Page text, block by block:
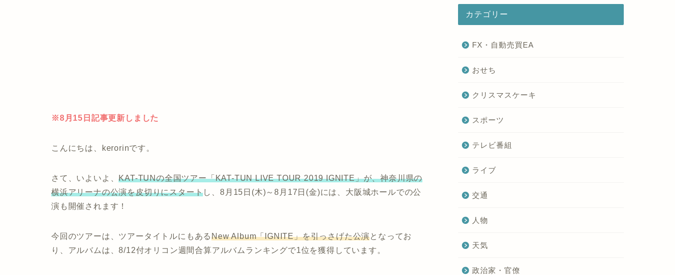
※8月15日記事更新しました
こんにちは、kerorinです。
さて、いよいよ、KAT-TUNの全国ツアー「KAT-TUN LIVE TOUR 2019 IGNITE」が、神奈川県の
横浜アリーナの公演を皮切りにスタートし、8月15日(木)～8月17日(金)には、大阪城ホールでの公
演も開催されます！
今回のツアーは、ツアータイトルにもあるNew Album「IGNITE」を引っさげた公演となってお
り、アルバムは、8/12付オリコン週間合算アルバムランキングで1位を獲得しています。
カテゴリー
FX・自動売買EA
おせち
クリスマスケーキ
スポーツ
テレビ番組
ライブ
交通
人物
天気
政治家・官僚